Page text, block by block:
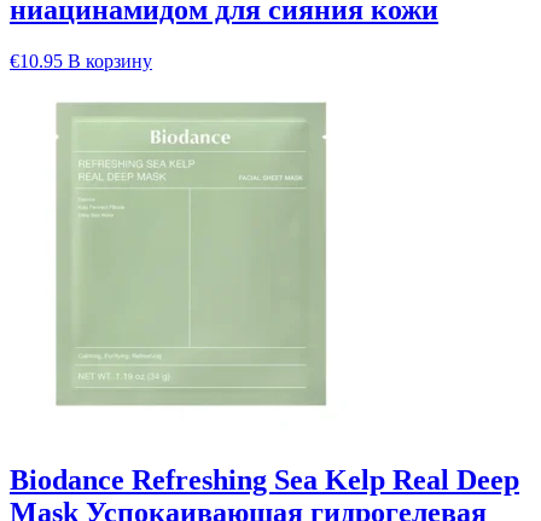
ниацинамидом для сияния кожи
€10.95 В корзину
Biodance Refreshing Sea Kelp Real Deep
Mask Успокаивающая гидрогелевая